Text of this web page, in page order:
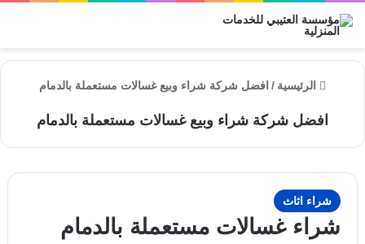
الرئيسية / افضل شركة شراء وبيع غسالات مستعملة بالدمام
افضل شركة شراء وبيع غسالات مستعملة بالدمام
شراء اثاث
شراء غسالات مستعملة بالدمام